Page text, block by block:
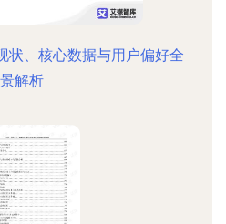
状、核心数据与用户偏好全
景解析